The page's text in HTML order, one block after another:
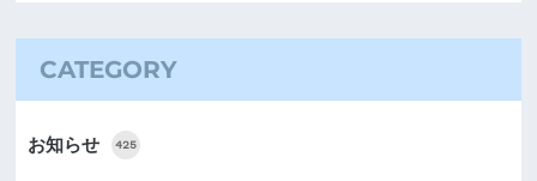
CATEGORY
お知らせ 425